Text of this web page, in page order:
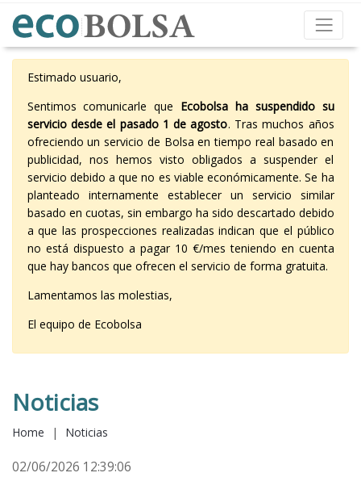
Estimado usuario,
Sentimos comunicarle que Ecobolsa ha suspendido su
servicio desde el pasado 1 de agosto. Tras muchos años
ofreciendo un servicio de Bolsa en tiempo real basado en
publicidad, nos hemos visto obligados a suspender el
servicio debido a que no es viable económicamente. Se ha
planteado internamente establecer un servicio similar
basado en cuotas, sin embargo ha sido descartado debido
a que las prospecciones realizadas indican que el público
no está dispuesto a pagar 10 €/mes teniendo en cuenta
que hay bancos que ofrecen el servicio de forma gratuita.
Lamentamos las molestias,
El equipo de Ecobolsa
Noticias
Home | Noticias
02/06/2026 12:39:06